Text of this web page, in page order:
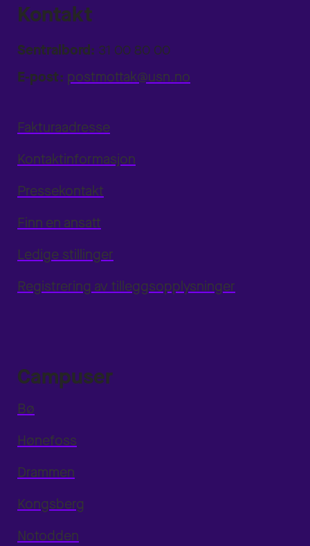
Kontakt
Sentralbord: 31 00 80 00
E-post: postmottak@usn.no
Fakturaadresse
Kontaktinformasjon
Pressekontakt
Finn en ansatt
Ledige stillinger
Registrering av tilleggsopplysninger
Campuser
Bø
Hønefoss
Drammen
Kongsberg
Notodden